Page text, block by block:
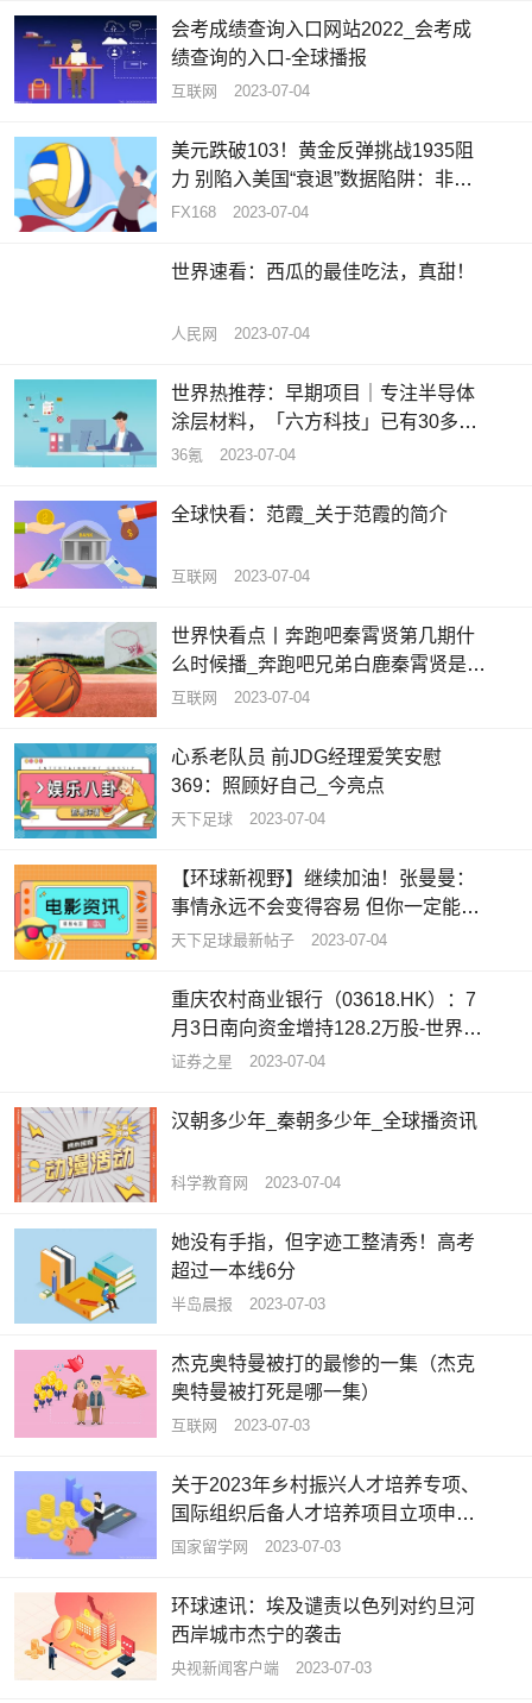
会考成绩查询入口网站2022_会考成
绩查询的入口-全球播报
互联网 2023-07-04
美元跌破103！黄金反弹挑战1935阻
力 别陷入美国“衰退”数据陷阱：非农
将成美元买盘拐点_天天热推荐
FX168 2023-07-04
世界速看：西瓜的最佳吃法，真甜！
人民网 2023-07-04
世界热推荐：早期项目｜专注半导体
涂层材料，「六方科技」已有30多家
合作伙伴
36氪 2023-07-04
全球快看：范霞_关于范霞的简介
互联网 2023-07-04
世界快看点丨奔跑吧秦霄贤第几期什
么时候播_奔跑吧兄弟白鹿秦霄贤是哪
一期
互联网 2023-07-04
心系老队员 前JDG经理爱笑安慰
369：照顾好自己_今亮点
天下足球 2023-07-04
【环球新视野】继续加油！张曼曼：
事情永远不会变得容易 但你一定能变
得更好
天下足球最新帖子 2023-07-04
重庆农村商业银行（03618.HK）：7
月3日南向资金增持128.2万股-世界今
亮点
证券之星 2023-07-04
汉朝多少年_秦朝多少年_全球播资讯
科学教育网 2023-07-04
她没有手指，但字迹工整清秀！高考
超过一本线6分
半岛晨报 2023-07-03
杰克奥特曼被打的最惨的一集（杰克
奥特曼被打死是哪一集）
互联网 2023-07-03
关于2023年乡村振兴人才培养专项、
国际组织后备人才培养项目立项申报
工作的通知
国家留学网 2023-07-03
环球速讯：埃及谴责以色列对约旦河
西岸城市杰宁的袭击
央视新闻客户端 2023-07-03